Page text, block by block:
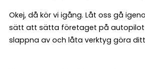
Okej, då kör vi igång. Låt oss gå
sätt att sätta företaget på autopilot
slappna av och låta verktyg göra